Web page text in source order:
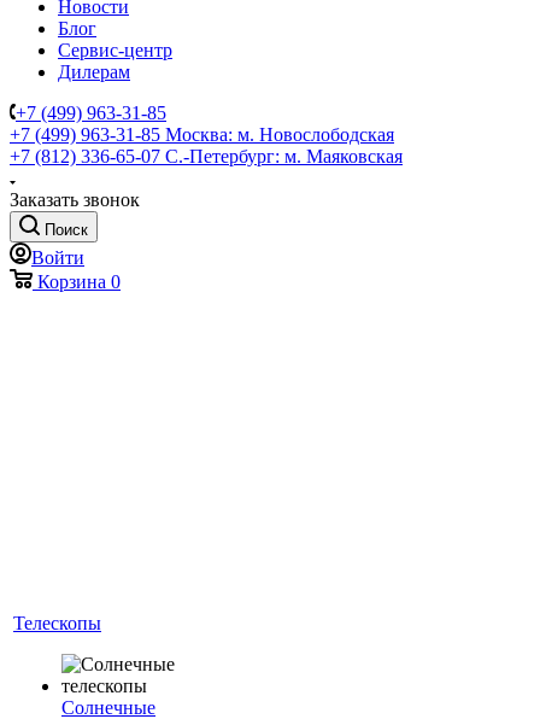
Новости
Блог
Сервис-центр
Дилерам
+7 (499) 963-31-85
+7 (499) 963-31-85 Москва: м. Новослободская
+7 (812) 336-65-07 С.-Петербург: м. Маяковская
Заказать звонок
Поиск
Войти
Корзина 0
Телескопы
Солнечные